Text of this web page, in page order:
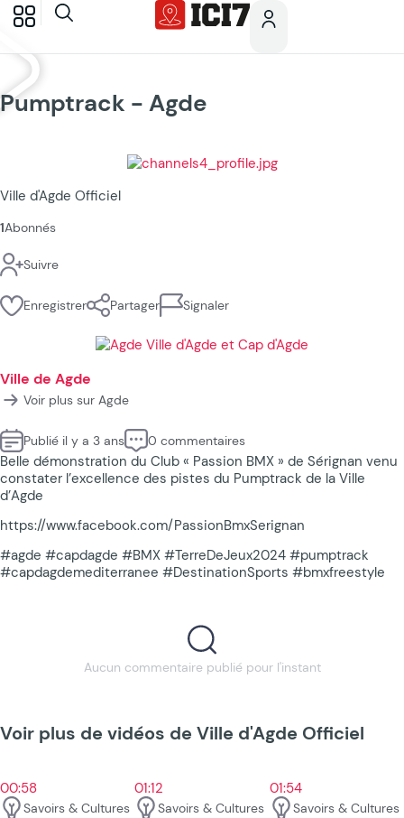
Pumptrack - Agde
Ville d'Agde Officiel
1Abonnés
Suivre
Enregistrer Partager Signaler
Ville de Agde
Voir plus sur Agde
Publié il y a 3 ans 0 commentaires
Belle démonstration du Club « Passion BMX » de Sérignan venu
constater l’excellence des pistes du Pumptrack de la Ville
d’Agde
https://www.facebook.com/PassionBmxSerignan
#agde #capdagde #BMX #TerreDeJeux2024 #pumptrack
#capdagdemediterranee #DestinationSports #bmxfreestyle
Aucun commentaire publié pour l'instant
Voir plus de vidéos de Ville d'Agde Officiel
00:58
Savoirs & Cultures
01:12
Savoirs & Cultures
01:54
Savoirs & Cultures